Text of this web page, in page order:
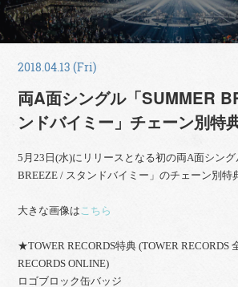
2018.04.13 (Fri)
両A面シングル「SUMMER
ンドバイミー」チェーン別特
5月23日(水)にリリースとなる初の両A面シン
BREEZE / スタンドバイミー」のチェーン別特
大きな画像はこちら
★TOWER RECORDS特典 (TOWER RECORDS
RECORDS ONLINE)
ロゴブロック缶バッジ